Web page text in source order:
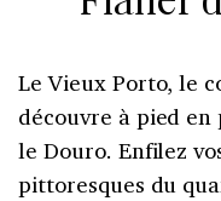
Le Vieux Porto, le
découvre à pied
le Douro. Enfilez
pittoresques du